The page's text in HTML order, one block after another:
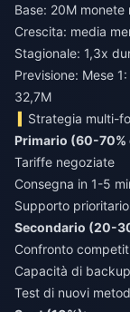
Base: 20M monete
Crescita: media
Stagionale: 1,3x
Previsione: Mese
32,7M
Strategia multi-
Primario (60-70%
Tariffe negoziate
Consegna in 1-5
Supporto prioritario
Secondario (20-
Confronto
Capacità di backup
Test di nuovi